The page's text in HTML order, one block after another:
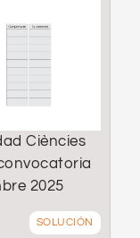
Ciències
2025
SOLUCIÓN